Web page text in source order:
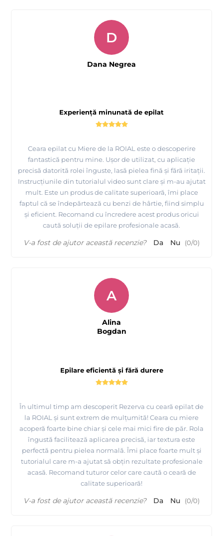
Experiență minunată de epilat
Ceara epilat cu Miere de la ROIAL este o descoperire
fantastică pentru mine. Ușor de utilizat, cu aplicație
precisă datorită rolei înguste, lasă pielea fină și fără iritații.
Instrucțiunile din tutorialul video sunt clare și m-au ajutat
mult. Este un produs de calitate superioară, îmi place
faptul că se îndepărtează cu benzi de hârtie, fiind simplu
și eficient. Recomand cu încredere acest produs oricui
caută soluții de epilare profesionale acasă.
D
Dana Negrea
V-a fost de ajutor această recenzie? Da Nu (0/0)
Epilare eficientă și fără durere
În ultimul timp am descoperit Rezerva cu ceară epilat de
la ROIAL și sunt extrem de mulțumită! Ceara cu miere
acoperă foarte bine chiar și cele mai mici fire de păr. Rola
îngustă facilitează aplicarea precisă, iar textura este
perfectă pentru pielea normală. Îmi place foarte mult și
tutorialul care m-a ajutat să obțin rezultate profesionale
acasă. Recomand tuturor celor care caută o ceară de
calitate superioară!
A
Alina
Bogdan
V-a fost de ajutor această recenzie? Da Nu (0/0)